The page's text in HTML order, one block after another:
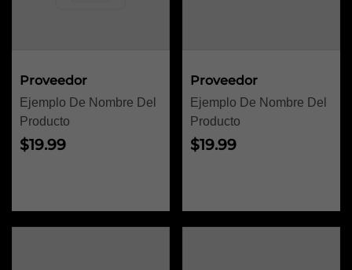
Proveedor:
Proveedor
Ejemplo De Nombre Del
Producto
Precio
$19.99
Proveedor:
Proveedor
Ejemplo De Nombre Del
Producto
Precio
$19.99